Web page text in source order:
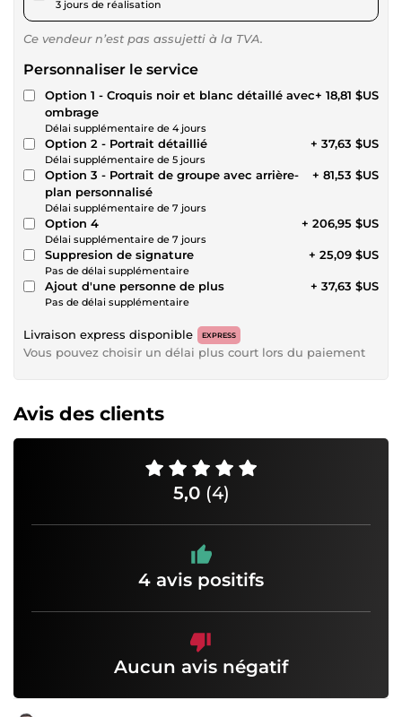
3 jours de réalisation
Ce vendeur n’est pas assujetti à la TVA.
Personnaliser le service
Option 1 - Croquis noir et blanc détaillé avec
ombrage
Délai supplémentaire de 4 jours
+ 18,81 $US
Option 2 - Portrait détaillié
Délai supplémentaire de 5 jours
+ 37,63 $US
Option 3 - Portrait de groupe avec arrière-
plan personnalisé
Délai supplémentaire de 7 jours
+ 81,53 $US
Option 4
Délai supplémentaire de 7 jours
+ 206,95 $US
Suppresion de signature
Pas de délai supplémentaire
+ 25,09 $US
Ajout d'une personne de plus
Pas de délai supplémentaire
+ 37,63 $US
Livraison express disponible EXPRESS
Vous pouvez choisir un délai plus court lors du paiement
Avis des clients
5,0 (4)
4 avis positifs
Aucun avis négatif